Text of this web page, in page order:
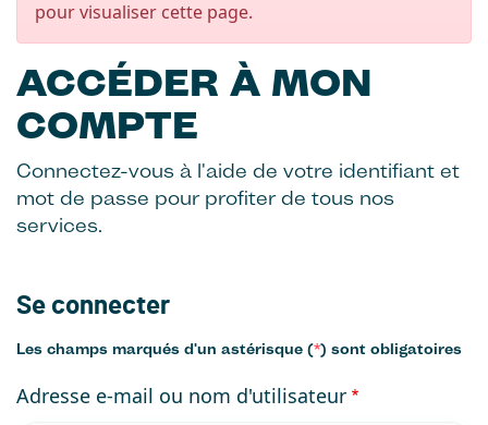
pour visualiser cette page.
ACCÉDER À MON
COMPTE
Connectez-vous à l'aide de votre identifiant et
mot de passe pour profiter de tous nos
services.
Se connecter
Les champs marqués d'un astérisque (*) sont obligatoires
Adresse e-mail ou nom d'utilisateur